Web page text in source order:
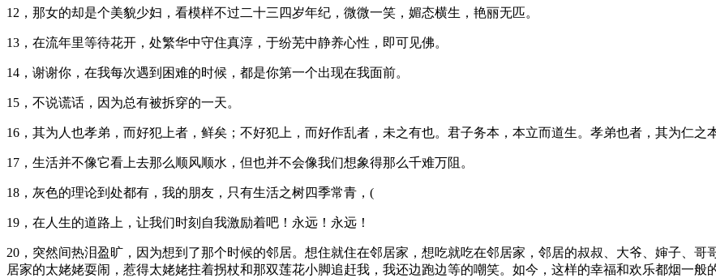
12，那女的却是个美貌少妇，看模样不过二十三四岁年纪，微微一笑，媚态横生，艳丽无匹。
13，在流年里等待花开，处繁华中守住真淳，于纷芜中静养心性，即可见佛。
14，谢谢你，在我每次遇到困难的时候，都是你第一个出现在我面前。
15，不说谎话，因为总有被拆穿的一天。
16，其为人也孝弟，而好犯上者，鲜矣；不好犯上，而好作乱者，未之有也。君子务本，本立而道生。孝弟也者，其为仁之
17，生活并不像它看上去那么顺风顺水，但也并不会像我们想象得那么千难万阻。
18，灰色的理论到处都有，我的朋友，只有生活之树四季常青，(
19，在人生的道路上，让我们时刻自我激励着吧！永远！永远！
20，突然间热泪盈旷，因为想到了那个时候的邻居。想住就住在邻居家，想吃就吃在邻居家，邻居的叔叔、大爷、婶子、
居家的太姥姥耍闹，惹得太姥姥拄着拐杖和那双莲花小脚追赶我，我还边跑边等的嘲笑。如今，这样的幸福和欢乐都烟一般